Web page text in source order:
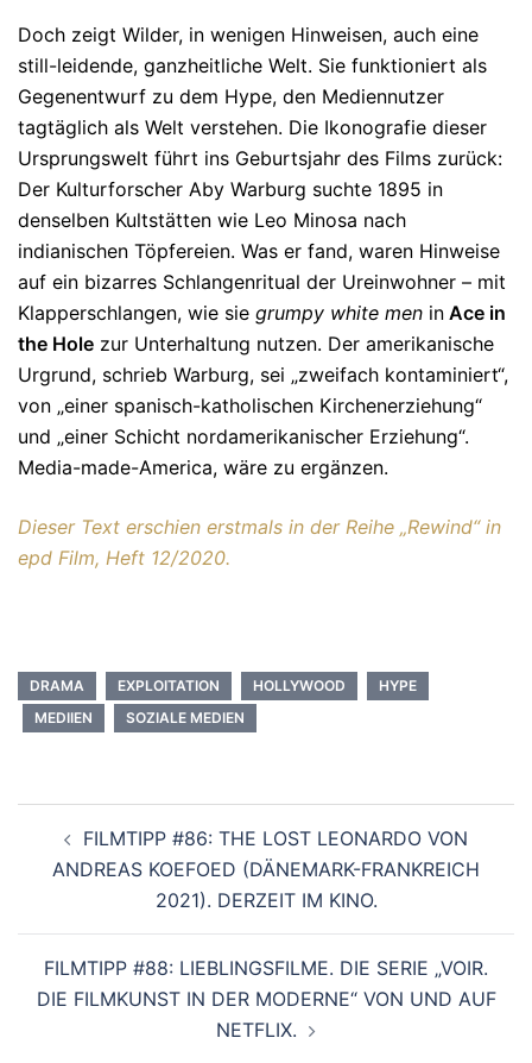
Doch zeigt Wilder, in wenigen Hinweisen, auch eine
still-leidende, ganzheitliche Welt. Sie funktioniert als
Gegenentwurf zu dem Hype, den Mediennutzer
tagtäglich als Welt verstehen. Die Ikonografie dieser
Ursprungswelt führt ins Geburtsjahr des Films zurück:
Der Kulturforscher Aby Warburg suchte 1895 in
denselben Kultstätten wie Leo Minosa nach
indianischen Töpfereien. Was er fand, waren Hinweise
auf ein bizarres Schlangenritual der Ureinwohner – mit
Klapperschlangen, wie sie grumpy white men in Ace in
the Hole zur Unterhaltung nutzen. Der amerikanische
Urgrund, schrieb Warburg, sei „zweifach kontaminiert“,
von „einer spanisch-katholischen Kirchenerziehung“
und „einer Schicht nordamerikanischer Erziehung“.
Media-made-America, wäre zu ergänzen.
Dieser Text erschien erstmals in der Reihe „Rewind“ in
epd Film, Heft 12/2020.
DRAMA EXPLOITATION HOLLYWOOD
HYPE
MEDIIEN
SOZIALE MEDIEN
FILMTIPP #86: THE LOST LEONARDO VON
ANDREAS KOEFOED (DÄNEMARK-FRANKREICH
2021). DERZEIT IM KINO.
FILMTIPP #88: LIEBLINGSFILME. DIE SERIE „VOIR.
DIE FILMKUNST IN DER MODERNE“ VON UND AUF
NETFLIX.